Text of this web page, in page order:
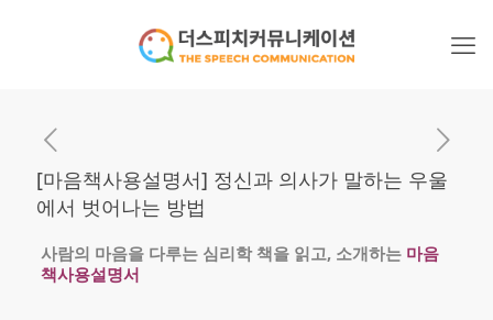
[마음책사용설명서] 정신과 의사가 말하는 우울
에서 벗어나는 방법
사람의 마음을 다루는 심리학 책을 읽고, 소개하는 마음
책사용설명서